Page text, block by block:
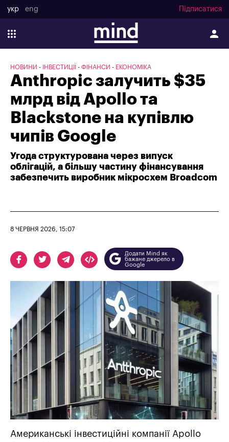
укр eng Підписатися
НОВИНИ ІНВЕСТИЦІЇ ФІНАНСИ ЕКОНОМІКА
Anthropic залучить $35
млрд від Apollo та
Blackstone на купівлю
чипів Google
Угода структурована через випуск
облігацій, а більшу частину фінансування
забезпечить виробник мікросхем Broadcom
8 ЧЕРВНЯ 2026, 15:07
Додати Mind як
бажане джерело в
Google
Американські інвестиційні компанії Apollo